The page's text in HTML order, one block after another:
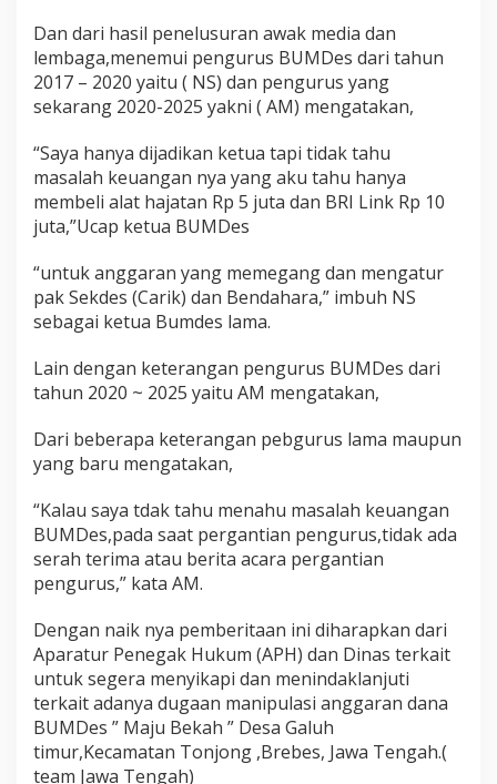
a
R
a
t
s
n
u
a
r
u
p
a
h
Dan dari hasil penelusuran awak media dan
lembaga,menemui pengurus BUMDes dari tahun
2017 – 2020 yaitu ( NS) dan pengurus yang
sekarang 2020-2025 yakni ( AM) mengatakan,
“Saya hanya dijadikan ketua tapi tidak tahu
masalah keuangan nya yang aku tahu hanya
membeli alat hajatan Rp 5 juta dan BRI Link Rp 10
juta,”Ucap ketua BUMDes
“untuk anggaran yang memegang dan mengatur
pak Sekdes (Carik) dan Bendahara,” imbuh NS
sebagai ketua Bumdes lama.
Lain dengan keterangan pengurus BUMDes dari
tahun 2020 ~ 2025 yaitu AM mengatakan,
Dari beberapa keterangan pebgurus lama maupun
yang baru mengatakan,
“Kalau saya tdak tahu menahu masalah keuangan
BUMDes,pada saat pergantian pengurus,tidak ada
serah terima atau berita acara pergantian
pengurus,” kata AM.
Dengan naik nya pemberitaan ini diharapkan dari
Aparatur Penegak Hukum (APH) dan Dinas terkait
untuk segera menyikapi dan menindaklanjuti
terkait adanya dugaan manipulasi anggaran dana
BUMDes ” Maju Bekah ” Desa Galuh
timur,Kecamatan Tonjong ,Brebes, Jawa Tengah.(
team Jawa Tengah)